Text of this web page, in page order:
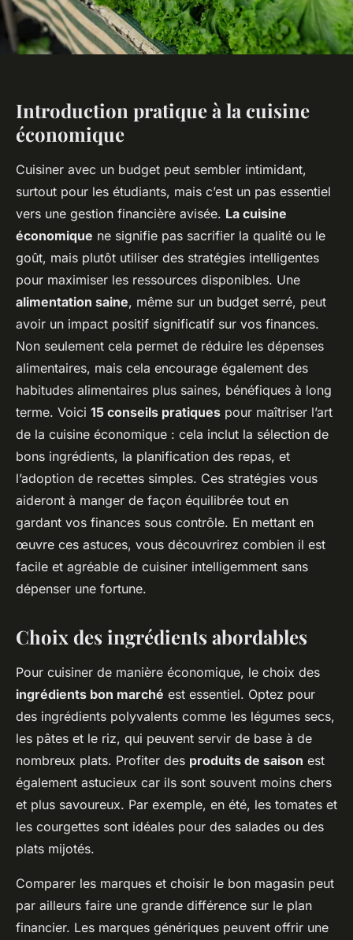
Introduction pratique à la cuisine
économique
Cuisiner avec un budget peut sembler intimidant,
surtout pour les étudiants, mais c’est un pas essentiel
vers une gestion financière avisée. La cuisine
économique ne signifie pas sacrifier la qualité ou le
goût, mais plutôt utiliser des stratégies intelligentes
pour maximiser les ressources disponibles. Une
alimentation saine, même sur un budget serré, peut
avoir un impact positif significatif sur vos finances.
Non seulement cela permet de réduire les dépenses
alimentaires, mais cela encourage également des
habitudes alimentaires plus saines, bénéfiques à long
terme. Voici 15 conseils pratiques pour maîtriser l’art
de la cuisine économique : cela inclut la sélection de
bons ingrédients, la planification des repas, et
l’adoption de recettes simples. Ces stratégies vous
aideront à manger de façon équilibrée tout en
gardant vos finances sous contrôle. En mettant en
œuvre ces astuces, vous découvrirez combien il est
facile et agréable de cuisiner intelligemment sans
dépenser une fortune.
Choix des ingrédients abordables
Pour cuisiner de manière économique, le choix des
ingrédients bon marché est essentiel. Optez pour
des ingrédients polyvalents comme les légumes secs,
les pâtes et le riz, qui peuvent servir de base à de
nombreux plats. Profiter des produits de saison est
également astucieux car ils sont souvent moins chers
et plus savoureux. Par exemple, en été, les tomates et
les courgettes sont idéales pour des salades ou des
plats mijotés.
Comparer les marques et choisir le bon magasin peut
par ailleurs faire une grande différence sur le plan
financier. Les marques génériques peuvent offrir une